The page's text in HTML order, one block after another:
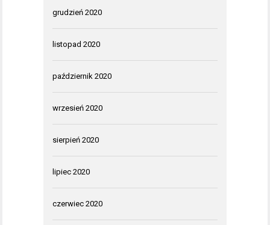
grudzień 2020
listopad 2020
październik 2020
wrzesień 2020
sierpień 2020
lipiec 2020
czerwiec 2020